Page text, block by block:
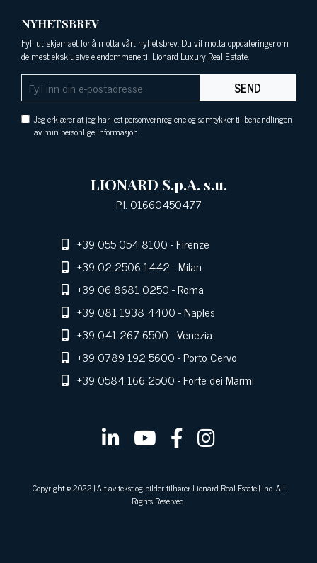
NYHETSBREV
Fyll ut skjemaet for å motta vårt nyhetsbrev. Du vil motta oppdateringer om
de mest eksklusive eiendommene til Lionard Luxury Real Estate.
SEND
Jeg erklærer at jeg har lest personvernreglene og samtykker til behandlingen
av min personlige informasjon
LIONARD S.p.A. s.u.
P.I. 01660450477
+39 055 054 8100- Firenze
+39 02 2506 1442- Milan
+39 06 8681 0250- Roma
+39 081 1938 4400- Naples
+39 041 267 6500- Venezia
+39 0789 192 5600- Porto Cervo
+39 0584 166 2500- Forte dei Marmi
Copyright © 2022 | Alt av tekst og bilder tilhører Lionard Real Estate | Inc. All
Rights Reserved.